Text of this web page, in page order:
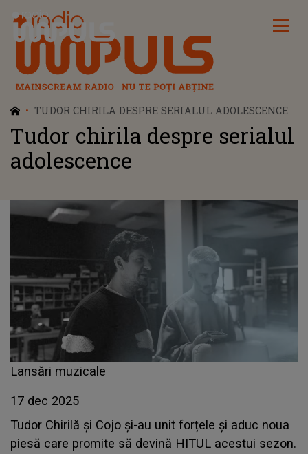
Radio Impuls
TUDOR CHIRILA DESPRE SERIALUL ADOLESCENCE
Tudor chirila despre serialul
adolescence
Lansări muzicale
17 dec 2025
Tudor Chirilă și Cojo și-au unit forțele și aduc noua
piesă care promite să devină HITUL acestui sezon.